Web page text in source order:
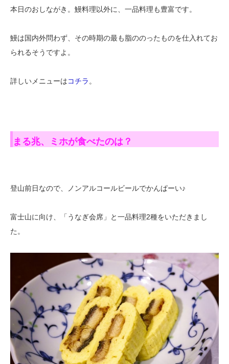
本日のおしながき。鰻料理以外に、一品料理も豊富です。
鰻は国内外問わず、その時期の最も脂ののったものを仕入れてお
られるそうですよ。
詳しいメニューはコチラ。
まる兆、ミホが食べたのは？
登山前日なので、ノンアルコールビールでかんぱーい♪
富士山に向け、「うなぎ会席」と一品料理2種をいただきまし
た。